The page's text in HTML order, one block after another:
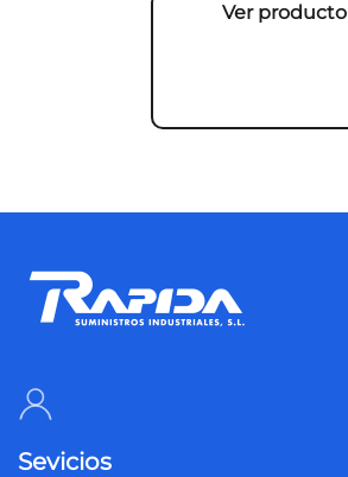
Ver producto
Sevicios